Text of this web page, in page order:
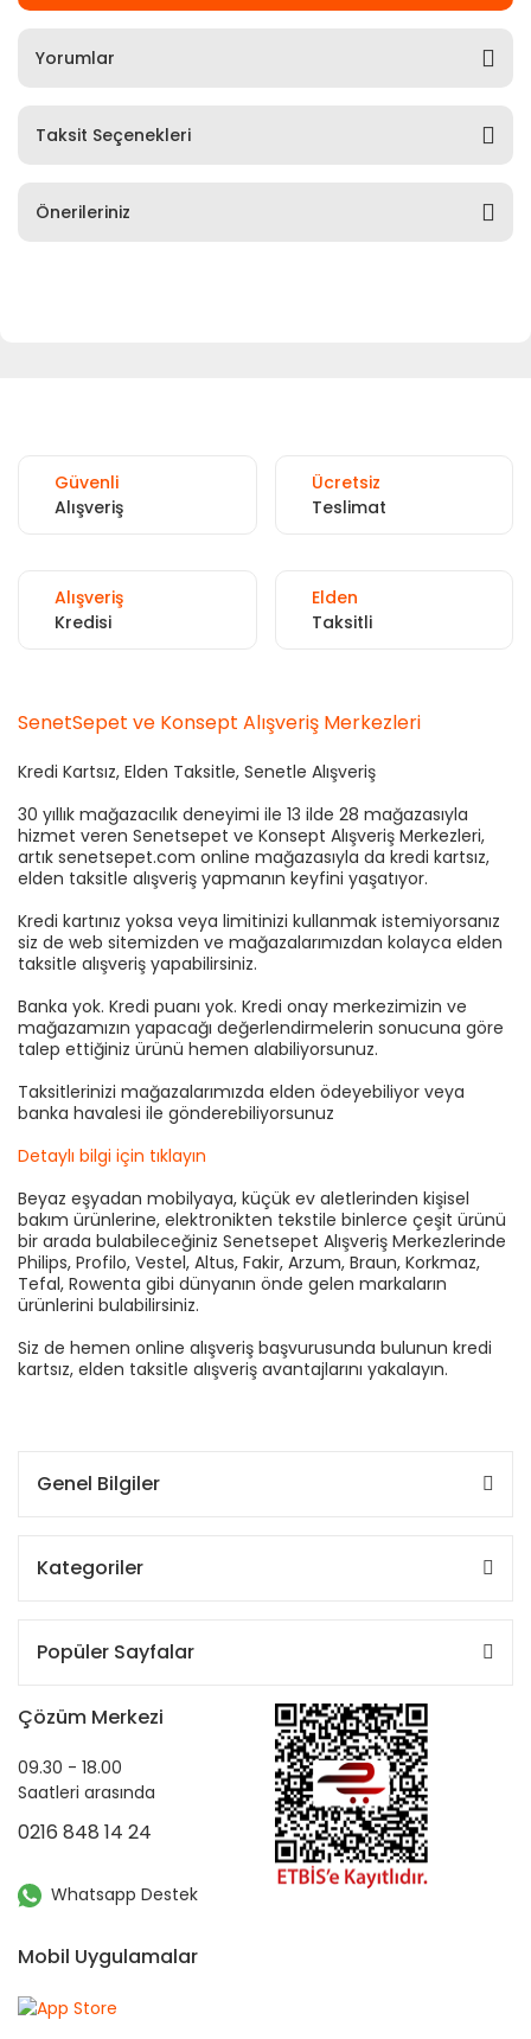
Yorumlar
Taksit Seçenekleri
Önerileriniz
Güvenli
Alışveriş
Ücretsiz
Teslimat
Alışveriş
Kredisi
Elden
Taksitli
SenetSepet ve Konsept Alışveriş Merkezleri
Kredi Kartsız, Elden Taksitle, Senetle Alışveriş
30 yıllık mağazacılık deneyimi ile 13 ilde 28 mağazasıyla
hizmet veren Senetsepet ve Konsept Alışveriş Merkezleri,
artık senetsepet.com online mağazasıyla da kredi kartsız,
elden taksitle alışveriş yapmanın keyfini yaşatıyor.
Kredi kartınız yoksa veya limitinizi kullanmak istemiyorsanız
siz de web sitemizden ve mağazalarımızdan kolayca elden
taksitle alışveriş yapabilirsiniz.
Banka yok. Kredi puanı yok. Kredi onay merkezimizin ve
mağazamızın yapacağı değerlendirmelerin sonucuna göre
talep ettiğiniz ürünü hemen alabiliyorsunuz.
Taksitlerinizi mağazalarımızda elden ödeyebiliyor veya
banka havalesi ile gönderebiliyorsunuz
Detaylı bilgi için tıklayın
Beyaz eşyadan mobilyaya, küçük ev aletlerinden kişisel
bakım ürünlerine, elektronikten tekstile binlerce çeşit ürünü
bir arada bulabileceğiniz Senetsepet Alışveriş Merkezlerinde
Philips, Profilo, Vestel, Altus, Fakir, Arzum, Braun, Korkmaz,
Tefal, Rowenta gibi dünyanın önde gelen markaların
ürünlerini bulabilirsiniz.
Siz de hemen online alışveriş başvurusunda bulunun kredi
kartsız, elden taksitle alışveriş avantajlarını yakalayın.
Genel Bilgiler
Kategoriler
Popüler Sayfalar
Çözüm Merkezi
09.30 - 18.00
Saatleri arasında
0216 848 14 24
Whatsapp Destek
Mobil Uygulamalar